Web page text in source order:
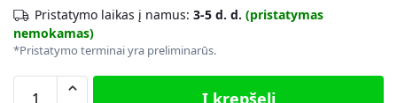
Pristatymo laikas į namus: 3-5 d. d. (pristatymas
nemokamas)
*Pristatymo terminai yra preliminarūs.
Į krepšelį